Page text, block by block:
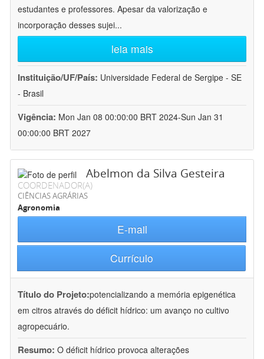
estudantes e professores. Apesar da valorização e
incorporação desses sujei...
leia mais
Instituição/UF/País: Universidade Federal de Sergipe - SE
- Brasil
Vigência: Mon Jan 08 00:00:00 BRT 2024-Sun Jan 31
00:00:00 BRT 2027
Abelmon da Silva Gesteira
COORDENADOR(A)
CIÊNCIAS AGRÁRIAS
Agronomia
E-mail
Currículo
Título do Projeto:potencializando a memória epigenética
em citros através do déficit hídrico: um avanço no cultivo
agropecuário.
Resumo: O déficit hídrico provoca alterações